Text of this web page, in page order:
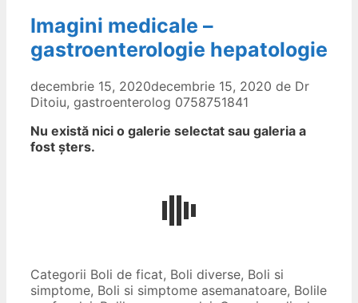
Imagini medicale –
gastroenterologie hepatologie
decembrie 15, 2020decembrie 15, 2020 de Dr
Ditoiu, gastroenterolog 0758751841
Nu există nici o galerie selectat sau galeria a
fost șters.
Categorii Boli de ficat, Boli diverse, Boli si
simptome, Boli si simptome asemanatoare, Bolile